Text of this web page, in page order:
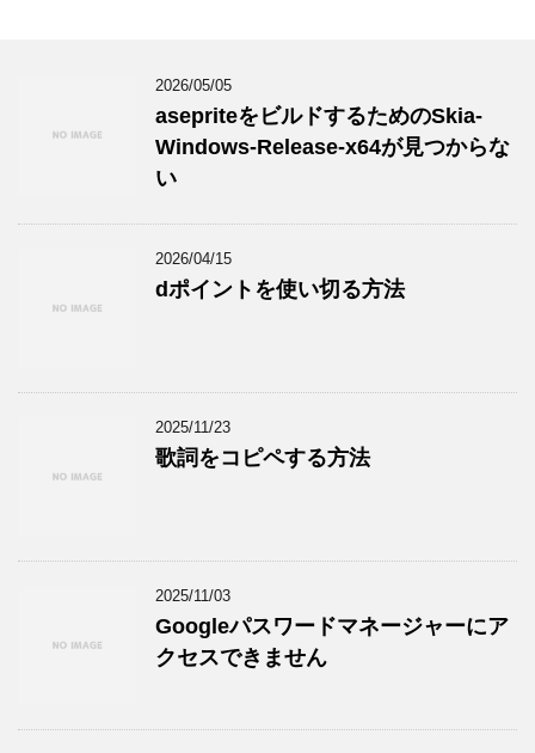
2026/05/05
asepriteをビルドするためのSkia-
Windows-Release-x64が見つからな
い
2026/04/15
dポイントを使い切る方法
2025/11/23
歌詞をコピペする方法
2025/11/03
Googleパスワードマネージャーにア
クセスできません